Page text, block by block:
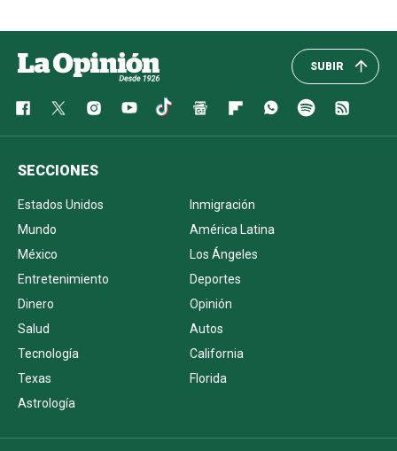
SUBIR
SECCIONES
Estados Unidos
Inmigración
Mundo
América Latina
México
Los Ángeles
Entretenimiento
Deportes
Dinero
Opinión
Salud
Autos
Tecnología
California
Texas
Florida
Astrología